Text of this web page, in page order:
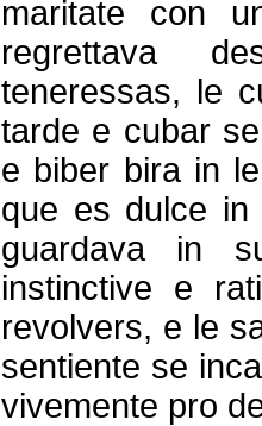
maritate con
regrettava
teneressas, le
tarde e cubar
e biber bira in
que es dulce
guardava in
instinctive e
revolvers, e le
sentiente se
vivemente pro